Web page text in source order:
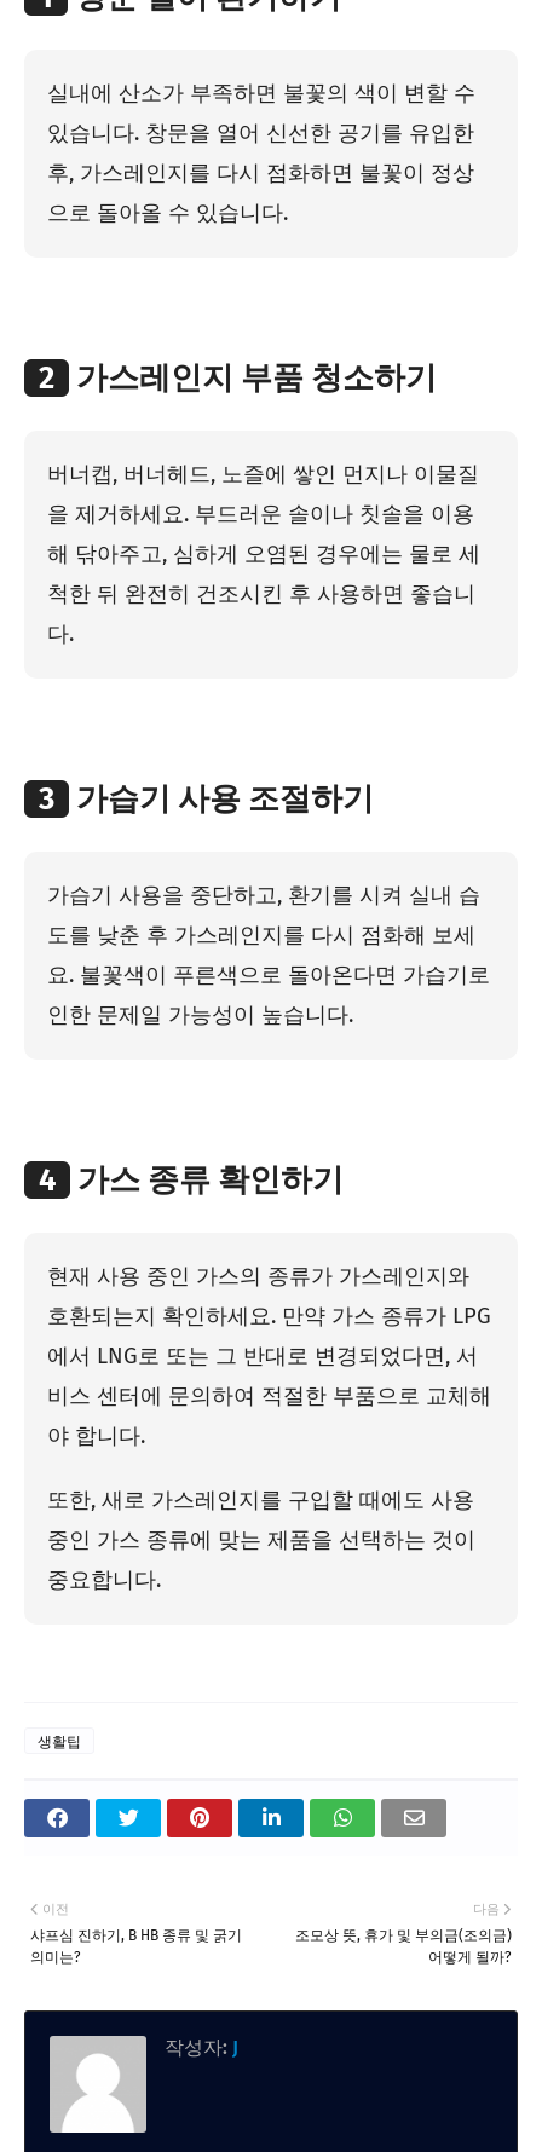
실내에 산소가 부족하면 불꽃의 색이 변할 수
있습니다. 창문을 열어 신선한 공기를 유입한
후, 가스레인지를 다시 점화하면 불꽃이 정상
으로 돌아올 수 있습니다.
2 가스레인지 부품 청소하기
버너캡, 버너헤드, 노즐에 쌓인 먼지나 이물질
을 제거하세요. 부드러운 솔이나 칫솔을 이용
해 닦아주고, 심하게 오염된 경우에는 물로 세
척한 뒤 완전히 건조시킨 후 사용하면 좋습니
다.
3 가습기 사용 조절하기
가습기 사용을 중단하고, 환기를 시켜 실내 습
도를 낮춘 후 가스레인지를 다시 점화해 보세
요. 불꽃색이 푸른색으로 돌아온다면 가습기로
인한 문제일 가능성이 높습니다.
4 가스 종류 확인하기
현재 사용 중인 가스의 종류가 가스레인지와
호환되는지 확인하세요. 만약 가스 종류가 LPG
에서 LNG로 또는 그 반대로 변경되었다면, 서
비스 센터에 문의하여 적절한 부품으로 교체해
야 합니다.
또한, 새로 가스레인지를 구입할 때에도 사용
중인 가스 종류에 맞는 제품을 선택하는 것이
중요합니다.
생활팁
다음
조모상 뜻, 휴가 및 부의금(조의금)
어떻게 될까?
이전
샤프심 진하기, B HB 종류 및 굵기
의미는?
작성자: J